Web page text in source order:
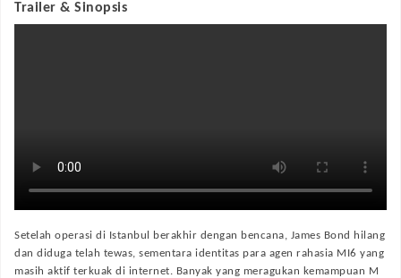
Trailer & Sinopsis
Setelah operasi di Istanbul berakhir dengan bencana, James Bond hilang
dan diduga telah tewas, sementara identitas para agen rahasia MI6 yang
masih aktif terkuak di internet. Banyak yang meragukan kemampuan M